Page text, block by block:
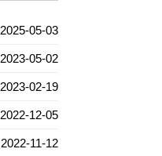
2025-05-03
2023-05-02
2023-02-19
2022-12-05
2022-11-12